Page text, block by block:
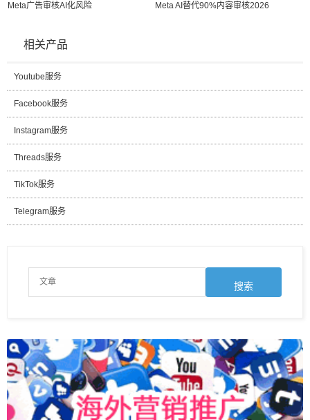
Meta广告审核AI化风险
Meta AI替代90%内容审核2026
相关产品
Youtube服务
Facebook服务
Instagram服务
Threads服务
TikTok服务
Telegram服务